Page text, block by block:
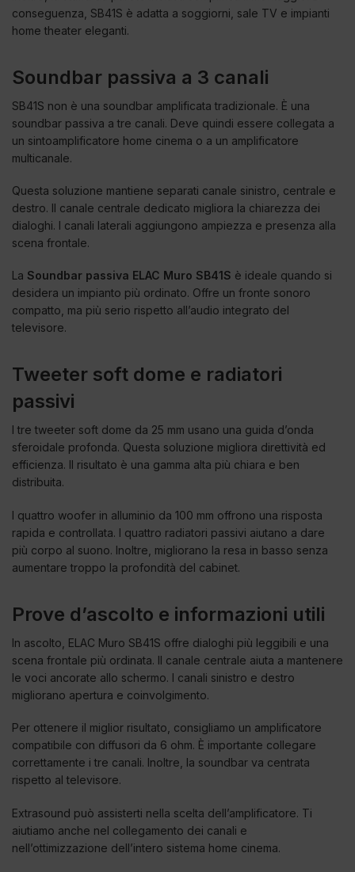
conseguenza, SB41S è adatta a soggiorni, sale TV e impianti
home theater eleganti.
Soundbar passiva a 3 canali
SB41S non è una soundbar amplificata tradizionale. È una
soundbar passiva a tre canali. Deve quindi essere collegata a
un sintoamplificatore home cinema o a un amplificatore
multicanale.
Questa soluzione mantiene separati canale sinistro, centrale e
destro. Il canale centrale dedicato migliora la chiarezza dei
dialoghi. I canali laterali aggiungono ampiezza e presenza alla
scena frontale.
La Soundbar passiva ELAC Muro SB41S è ideale quando si
desidera un impianto più ordinato. Offre un fronte sonoro
compatto, ma più serio rispetto all’audio integrato del
televisore.
Tweeter soft dome e radiatori
passivi
I tre tweeter soft dome da 25 mm usano una guida d’onda
sferoidale profonda. Questa soluzione migliora direttività ed
efficienza. Il risultato è una gamma alta più chiara e ben
distribuita.
I quattro woofer in alluminio da 100 mm offrono una risposta
rapida e controllata. I quattro radiatori passivi aiutano a dare
più corpo al suono. Inoltre, migliorano la resa in basso senza
aumentare troppo la profondità del cabinet.
Prove d’ascolto e informazioni utili
In ascolto, ELAC Muro SB41S offre dialoghi più leggibili e una
scena frontale più ordinata. Il canale centrale aiuta a mantenere
le voci ancorate allo schermo. I canali sinistro e destro
migliorano apertura e coinvolgimento.
Per ottenere il miglior risultato, consigliamo un amplificatore
compatibile con diffusori da 6 ohm. È importante collegare
correttamente i tre canali. Inoltre, la soundbar va centrata
rispetto al televisore.
Extrasound può assisterti nella scelta dell’amplificatore. Ti
aiutiamo anche nel collegamento dei canali e
nell’ottimizzazione dell’intero sistema home cinema.